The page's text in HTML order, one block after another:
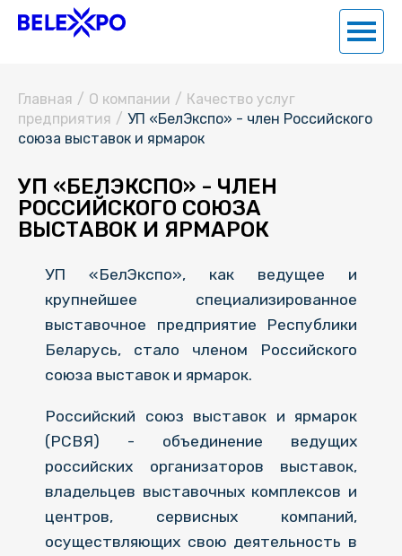
Главная / О компании / Качество услуг
предприятия / УП «БелЭкспо» - член Российского
союза выставок и ярмарок
УП «БЕЛЭКСПО» - ЧЛЕН
РОССИЙСКОГО СОЮЗА
ВЫСТАВОК И ЯРМАРОК
УП «БелЭкспо», как ведущее и
крупнейшее специализированное
выставочное предприятие Республики
Беларусь, стало членом Российского
союза выставок и ярмарок.
Российский союз выставок и ярмарок
(РСВЯ) - объединение ведущих
российских организаторов выставок,
владельцев выставочных комплексов и
центров, сервисных компаний,
осуществляющих свою деятельность в